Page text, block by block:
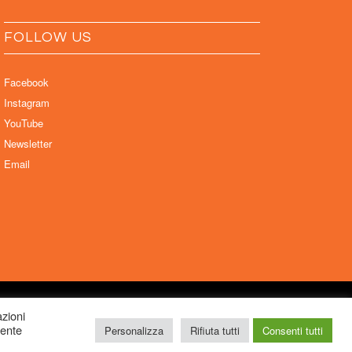
FOLLOW US
Facebook
Instagram
YouTube
Newsletter
Email
Personalizza Rifiuta tutti Consenti tutti